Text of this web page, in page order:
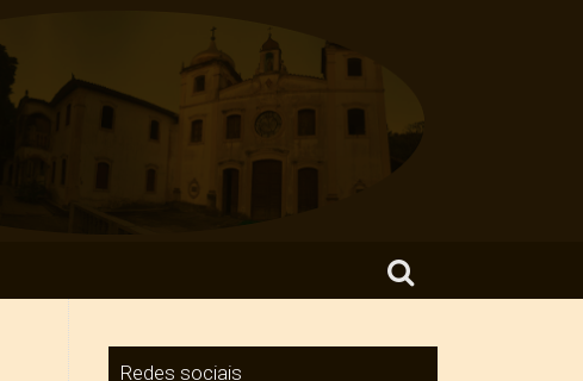
Search for:
Redes sociais